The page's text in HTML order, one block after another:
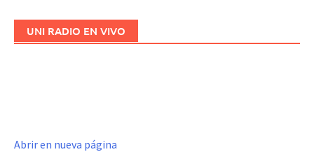
UNI RADIO EN VIVO
Abrir en nueva página